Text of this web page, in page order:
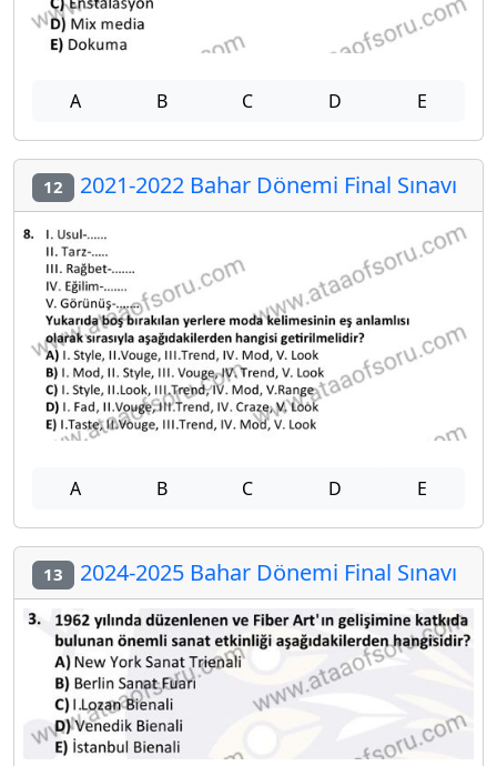
A B C D E
12 2021-2022 Bahar Dönemi Final Sınavı
A B C D E
13 2024-2025 Bahar Dönemi Final Sınavı